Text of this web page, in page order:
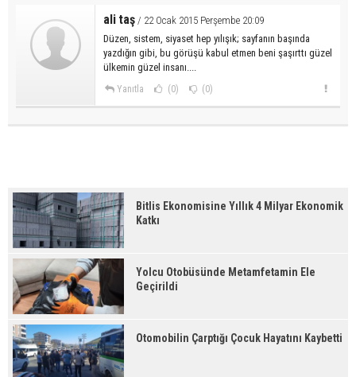
ali taş / 22 Ocak 2015 Perşembe 20:09
Düzen, sistem, siyaset hep yılışık; sayfanın başında
yazdığın gibi, bu görüşü kabul etmen beni şaşırttı güzel
ülkemin güzel insanı....
Yanıtla (0) (0)
Bitlis Ekonomisine Yıllık 4 Milyar Ekonomik
Katkı
Yolcu Otobüsünde Metamfetamin Ele
Geçirildi
Otomobilin Çarptığı Çocuk Hayatını Kaybetti